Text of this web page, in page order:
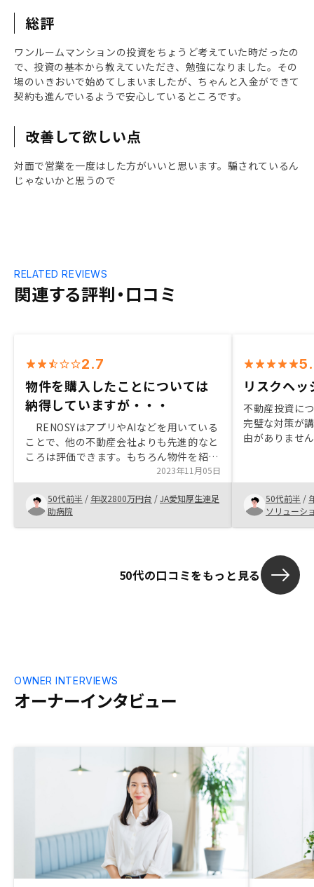
総評
ワンルームマンションの投資をちょうど考えていた時だったの
で、投資の基本から教えていただき、勉強になりました。その
場のいきおいで始めてしまいましたが、ちゃんと入金ができて
契約も進んでいるようで安心しているところです。
改善して欲しい点
対面で営業を一度はした方がいいと思います。騙されているん
じゃないかと思うので
関連する評判・口コミ
RELATED REVIEWS
2.7
物件を購入したことについては
納得していますが・・・
RENOSYはアプリやAIなどを用いている
ことで、他の不動産会社よりも先進的なと
ころは評価できます。もちろん物件を紹介
いただいた担当者にも感謝はしています。
しかしながら、正直なところいきなり９件
もの物件を紹介されたうえ、キャッシュフ
ローの不安などについていくらこちらが不
安を訴えてもゴリ押し感たっぷりの説明
もちろん自己責任ですし、担当者の説明
2023年11月05日
50代前半 / 年収2800万円台 /JA愛知厚生連足
助病院
リスクヘ
不動産投資に
完璧な対策が
由がありませ
こちらのサー
方は、是非始
ありません。
50代前半 /
ソリューシ
50代の口コミをもっと見る
オーナーインタビュー
OWNER INTERVIEWS